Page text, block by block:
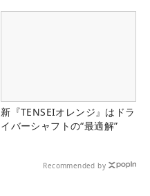
新『TENSEIオレンジ』はドラ
イバーシャフトの“最適解”
Recommended by